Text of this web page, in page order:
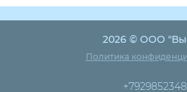
2026 © ООО
Политика